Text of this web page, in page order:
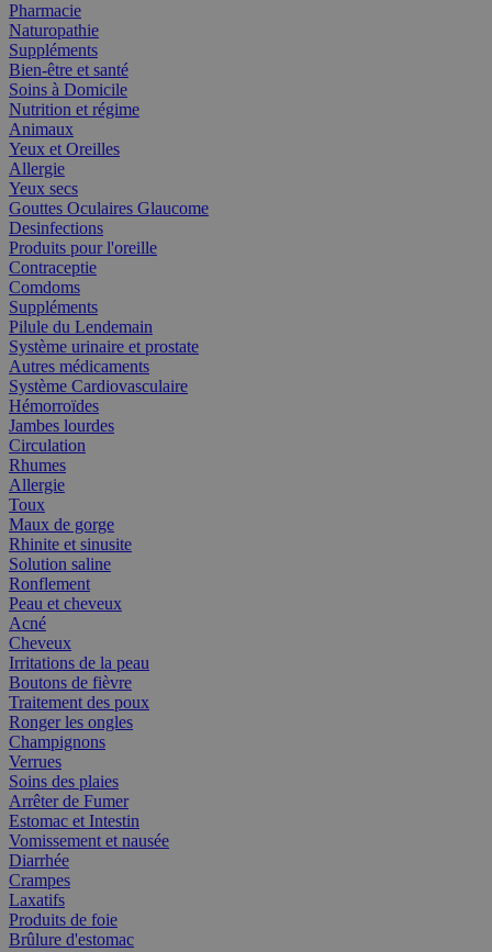
Pharmacie
Naturopathie
Suppléments
Bien-être et santé
Soins à Domicile
Nutrition et régime
Animaux
Yeux et Oreilles
Allergie
Yeux secs
Gouttes Oculaires Glaucome
Desinfections
Produits pour l'oreille
Contraceptie
Comdoms
Suppléments
Pilule du Lendemain
Système urinaire et prostate
Autres médicaments
Système Cardiovasculaire
Hémorroïdes
Jambes lourdes
Circulation
Rhumes
Allergie
Toux
Maux de gorge
Rhinite et sinusite
Solution saline
Ronflement
Peau et cheveux
Acné
Cheveux
Irritations de la peau
Boutons de fièvre
Traitement des poux
Ronger les ongles
Champignons
Verrues
Soins des plaies
Arrêter de Fumer
Estomac et Intestin
Vomissement et nausée
Diarrhée
Crampes
Laxatifs
Produits de foie
Brûlure d'estomac